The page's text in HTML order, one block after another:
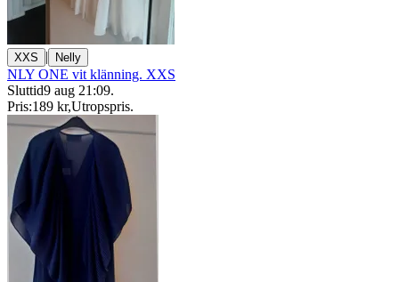
XXS | Nelly
NLY ONE vit klänning. XXS
Sluttid9 aug 21:09.
Pris:189 kr,Utropspris.